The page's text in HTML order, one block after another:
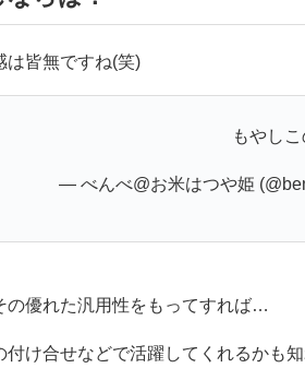
は皆無ですね(笑)
もやし
— べんべ@お米はつや姫
の優れた汎用性をもってすれば…
付け合せなどで活躍してくれるかも